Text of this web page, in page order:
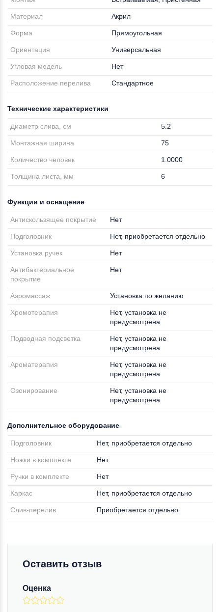
Материал Акрил
Форма Прямоугольная
Ориентация Универсальная
Угловая модель Нет
Расположение перелива Стандартное
Технические характеристики
Диаметр слива, см 5.2
Монтажная ширина 75
Количество человек 1.0000
Толщина листа, мм 6
Функции и оснащение
Антискользящее покрытие Нет
Подголовник Нет, приобретается отдельно
Установка ручек Нет
Антибактериальное
покрытие
Нет
Аэромассаж Установка по желанию
Хромотерапия
Нет, установка не
предусмотрена
Подводная подсветка
Нет, установка не
предусмотрена
Ароматерапия
Нет, установка не
предусмотрена
Озонирование
Нет, установка не
предусмотрена
Дополнительное оборудование
Подголовник Нет, приобретается отдельно
Ножки в комплекте Нет
Ручки в комплекте Нет
Каркас Нет, приобретается отдельно
Слив-перелив Приобретается отдельно
Оставить отзыв
Оценка